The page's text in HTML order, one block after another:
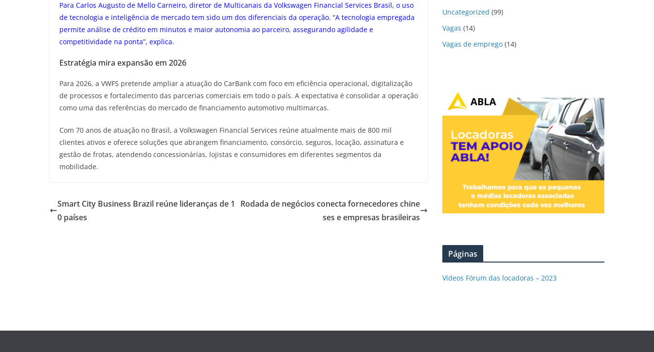
Para Carlos Augusto de Mello Carneiro, diretor de Multicanais da Volkswagen Financial Services Brasil, o uso
de tecnologia e inteligência de mercado tem sido um dos diferenciais da operação. “A tecnologia empregada
permite análise de crédito em minutos e maior autonomia ao parceiro, assegurando agilidade e
competitividade na ponta”, explica.
Estratégia mira expansão em 2026
Para 2026, a VWFS pretende ampliar a atuação do CarBank com foco em eficiência operacional, digitalização
de processos e fortalecimento das parcerias comerciais em todo o país. A expectativa é consolidar a operação
como uma das referências do mercado de financiamento automotivo multimarcas.
Com 70 anos de atuação no Brasil, a Volkswagen Financial Services reúne atualmente mais de 800 mil
clientes ativos e oferece soluções que abrangem financiamento, consórcio, seguros, locação, assinatura e
gestão de frotas, atendendo concessionárias, lojistas e consumidores em diferentes segmentos da
mobilidade.
Smart City Business Brazil reúne lideranças de 1
0 países
Rodada de negócios conecta fornecedores chine
ses e empresas brasileiras
Uncategorized (99)
Vagas (14)
Vagas de emprego (14)
Páginas
Vídeos Fórum das locadoras – 2023